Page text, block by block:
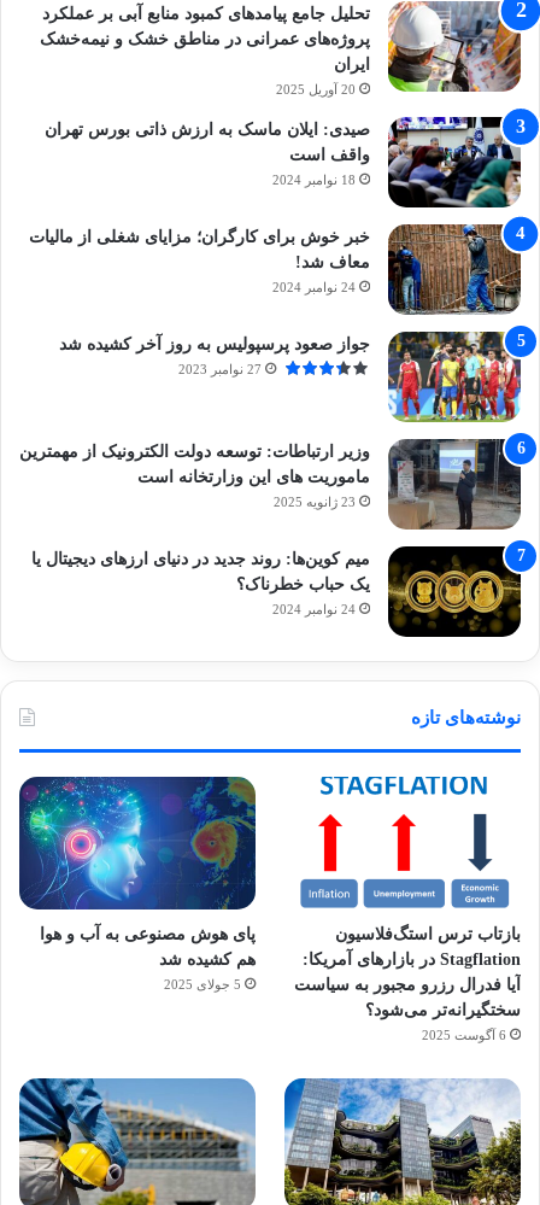
تحلیل جامع پیامدهای کمبود منابع آبی بر عملکرد
پروژه‌های عمرانی در مناطق خشک و نیمه‌خشک
ایران
20 آوریل 2025
صیدی: ایلان ماسک به ارزش ذاتی بورس تهران
واقف است
18 نوامبر 2024
خبر خوش برای کارگران؛ مزایای شغلی از مالیات
معاف شد!
24 نوامبر 2024
جواز صعود پرسپولیس به روز آخر کشیده شد
27 نوامبر 2023
وزیر ارتباطات: توسعه دولت الکترونیک از مهمترین
ماموریت های این وزارتخانه است
23 ژانویه 2025
میم کوین‌ها: روند جدید در دنیای ارزهای دیجیتال یا
یک حباب خطرناک؟
24 نوامبر 2024
نوشته‌های تازه
بازتاب ترس استگ‌فلاسیون
Stagflation در بازارهای آمریکا:
آیا فدرال رزرو مجبور به سیاست
سختگیرانه‌تر می‌شود؟
6 آگوست 2025
پای هوش مصنوعی به آب و هوا
هم کشیده شد
5 جولای 2025
آماده
ی سفر
ورزش
عکاسی
هدفون